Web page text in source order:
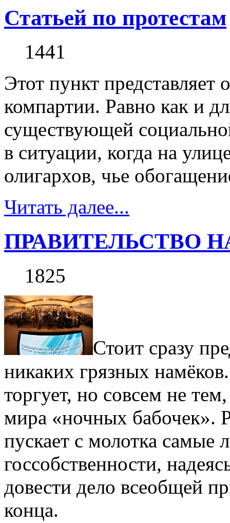
Статьей по протестам
1441
Этот пункт
компартии. Равно как и
существующей
в ситуации, когда на
олигархов, чье
Читать далее...
ПРАВИТЕЛЬСТВО
1825
Стоит сразу
никаких грязных
торгует, но совсем не
мира «ночных бабочек».
пускает с молотка самые
госсобственности,
довести дело всеобщей
конца.